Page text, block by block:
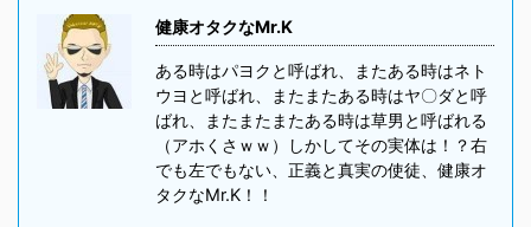
健康オタクなMr.K
ある時はパヨクと呼ばれ、またある時はネト
ウヨと呼ばれ、またまたある時はヤ〇ダと呼
ばれ、またまたまたある時は草男と呼ばれる
（アホくさｗｗ）しかしてその実体は！？右
でも左でもない、正義と真実の使徒、健康オ
タクなMr.K！！